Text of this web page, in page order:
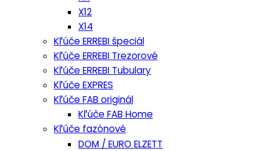
X12
X14
Kľúče ERREBI špeciál
Kľúče ERREBI Trezorové
Kľúče ERREBI Tubulary
Kľúče EXPRES
Kľúče FAB originál
Kľúče FAB Home
Kľúče fazónové
DOM / EURO ELZETT